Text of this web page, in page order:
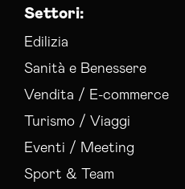
Settori:
Edilizia
Sanità e Benessere
Vendita / E-commerce
Turismo / Viaggi
Eventi / Meeting
Sport & Team